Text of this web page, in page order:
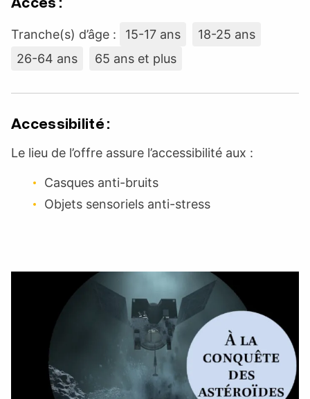
Tranche(s) d’âge : 15-17 ans
18-25 ans
26-64 ans
65 ans et plus
Accessibilité :
Le lieu de l’offre assure l’accessibilité aux :
Casques anti-bruits
Objets sensoriels anti-stress